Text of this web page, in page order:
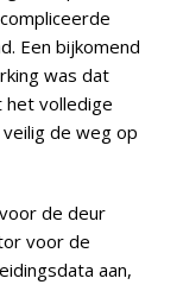
Een bijkomend
was dat
het volledige
de weg op
de deur
voor de
aan,